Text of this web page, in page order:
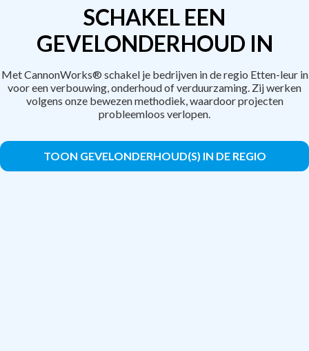
SCHAKEL EEN
GEVELONDERHOUD IN
Met CannonWorks® schakel je bedrijven in de regio Etten-leur in
voor een verbouwing, onderhoud of verduurzaming. Zij werken
volgens onze bewezen methodiek, waardoor projecten
probleemloos verlopen.
TOON GEVELONDERHOUD(S) IN DE REGIO